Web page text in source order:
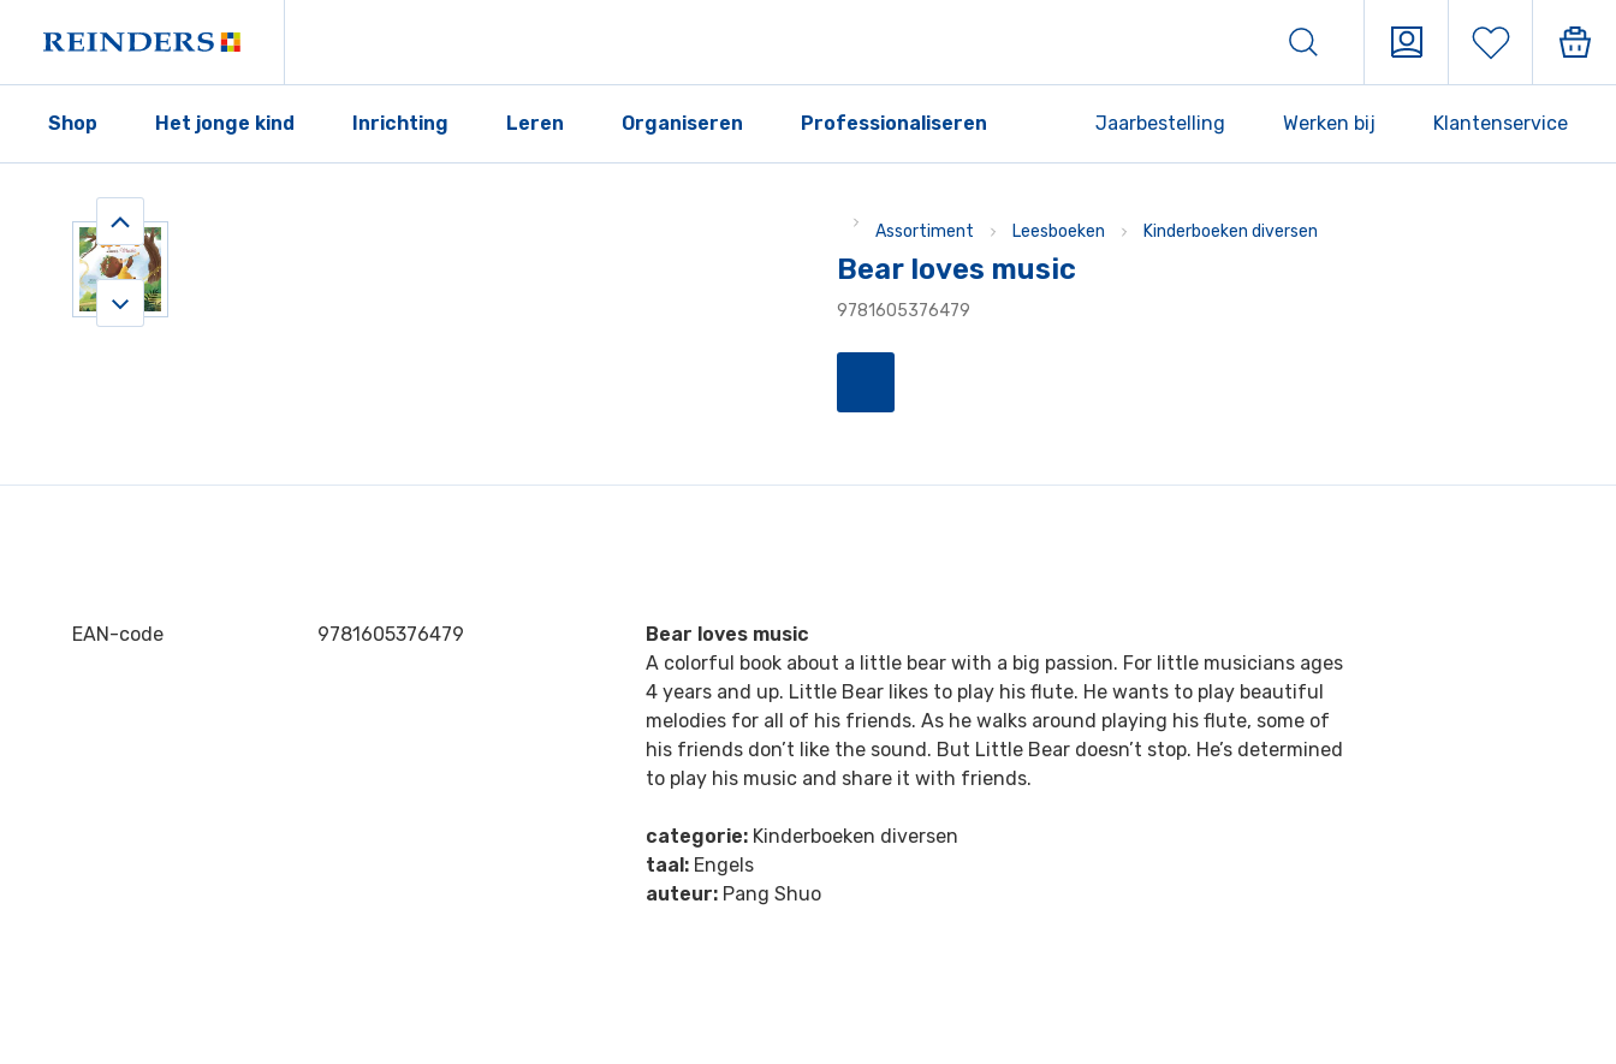
Shop Het jonge kind Inrichting Leren Organiseren Professionaliseren Jaarbestelling Werken bij Klantenservice
Assortiment Leesboeken Kinderboeken diversen
Bear loves music
9781605376479
EAN-code 9781605376479
Bear loves music
A colorful book about a little bear with a big passion. For little musicians ages
4 years and up. Little Bear likes to play his flute. He wants to play beautiful
melodies for all of his friends. As he walks around playing his flute, some of
his friends don’t like the sound. But Little Bear doesn’t stop. He’s determined
to play his music and share it with friends.
categorie: Kinderboeken diversen
taal: Engels
auteur: Pang Shuo